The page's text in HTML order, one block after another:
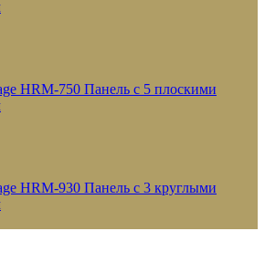
HRM-750 Панель с 5 плоскими
HRM-930 Панель с 3 круглыми